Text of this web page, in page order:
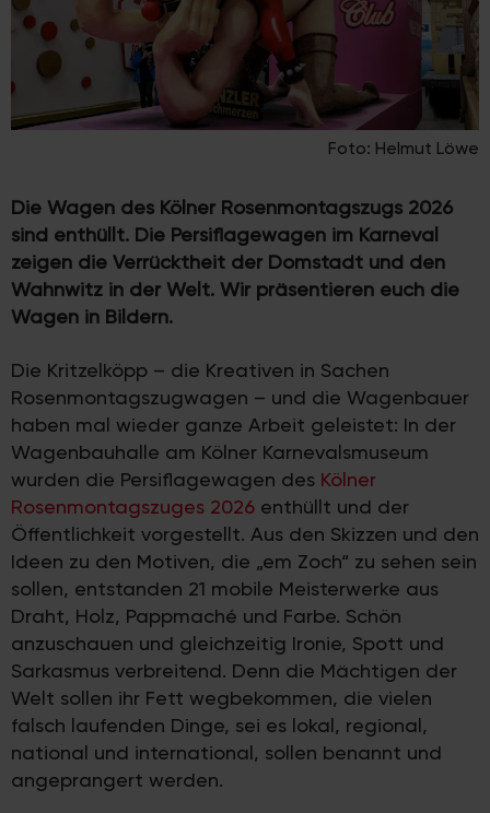
Foto: Helmut Löwe
Die Wagen des Kölner Rosenmontagszugs 2026
sind enthüllt. Die Persiflagewagen im Karneval
zeigen die Verrücktheit der Domstadt und den
Wahnwitz in der Welt. Wir präsentieren euch die
Wagen in Bildern.
Die Kritzelköpp – die Kreativen in Sachen
Rosenmontagszugwagen – und die Wagenbauer
haben mal wieder ganze Arbeit geleistet: In der
Wagenbauhalle am Kölner Karnevalsmuseum
wurden die Persiflagewagen des Kölner
Rosenmontagszuges 2026 enthüllt und der
Öffentlichkeit vorgestellt. Aus den Skizzen und den
Ideen zu den Motiven, die „em Zoch“ zu sehen sein
sollen, entstanden 21 mobile Meisterwerke aus
Draht, Holz, Pappmaché und Farbe. Schön
anzuschauen und gleichzeitig Ironie, Spott und
Sarkasmus verbreitend. Denn die Mächtigen der
Welt sollen ihr Fett wegbekommen, die vielen
falsch laufenden Dinge, sei es lokal, regional,
national und international, sollen benannt und
angeprangert werden.